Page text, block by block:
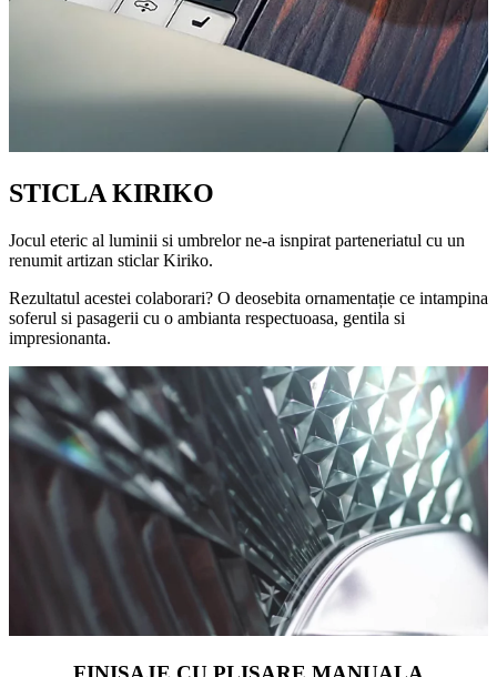
STICLA KIRIKO
Jocul eteric al luminii si umbrelor ne-a isnpirat parteneriatul cu un
renumit artizan sticlar Kiriko.
Rezultatul acestei colaborari? O deosebita ornamentație ce intampina
soferul si pasagerii cu o ambianta respectuoasa, gentila si
impresionanta.